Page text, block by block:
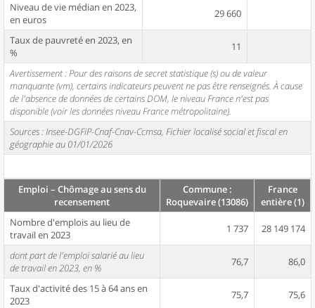
Niveau de vie médian en 2023,
en euros
29 660
Taux de pauvreté en 2023, en
%
11
Avertissement : Pour des raisons de secret statistique (s) ou de valeur
manquante (vm), certains indicateurs peuvent ne pas être renseignés. À cause
de l'absence de données de certains DOM, le niveau France n'est pas
disponible (voir les données niveau France métropolitaine).
Sources : Insee-DGFiP-Cnaf-Cnav-Ccmsa, Fichier localisé social et fiscal en
géographie au 01/01/2026
Emploi – Chômage au sens du
recensement
Commune :
Roquevaire (13086)
France
entière (1)
Nombre d'emplois au lieu de
travail en 2023
1 737 28 149 174
dont part de l'emploi salarié au lieu
de travail en 2023, en %
76,7 86,0
Taux d'activité des 15 à 64 ans en
2023
75,7 75,6